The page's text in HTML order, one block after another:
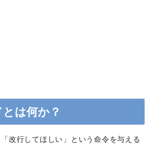
は何か？
改行してほしい」という命令を与える